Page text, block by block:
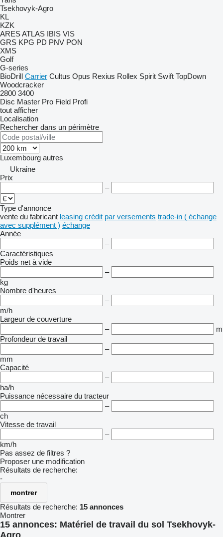
Tsekhovyk-Agro
KL
KZK
ARESATLAS IBIS VIS
GRS KPG PD PNV PON
XMS
Golf
G-series
BioDrill Carrier Cultus Opus Rexius Rollex Spirit Swift TopDown
Woodcracker
2800 3400
Disc Master Pro Field Profi
tout afficher
Localisation
Rechercher dans un périmètre
Luxembourg autres
Ukraine
Prix
–
Type d'annonce
vente du fabricant leasing crédit par versements trade-in ( échange
avec supplément ) échange
Année
–
Caractéristiques
Poids net à vide
–
kg
Nombre d'heures
–
m/h
Largeur de couverture
–
m
Profondeur de travail
–
mm
Capacité
–
ha/h
Puissance nécessaire du tracteur
–
ch
Vitesse de travail
–
km/h
Pas assez de filtres ?
Proposer une modification
Résultats de recherche:
-
montrer
Résultats de recherche: 15 annonces
Montrer
15 annonces: Matériel de travail du sol Tsekhovyk-
Agro